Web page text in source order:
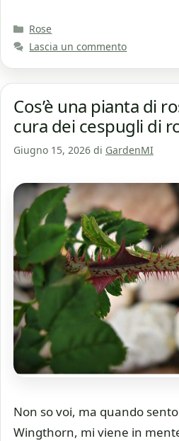
Categorie
Rose
Lascia un commento
Cos’è una pianta di
cura dei cespugli di
Giugno 15, 2026 di GardenMI
Non so voi, ma quando
Wingthorn, mi viene in